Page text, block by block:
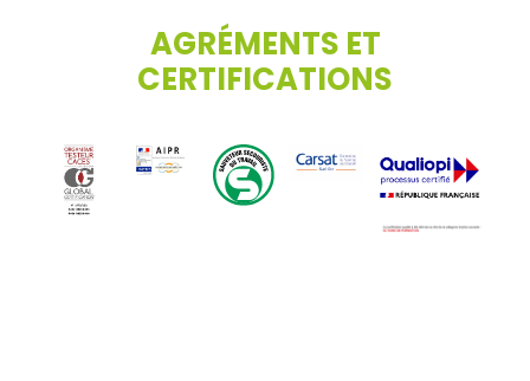
AGRÉMENTS ET
CERTIFICATIONS